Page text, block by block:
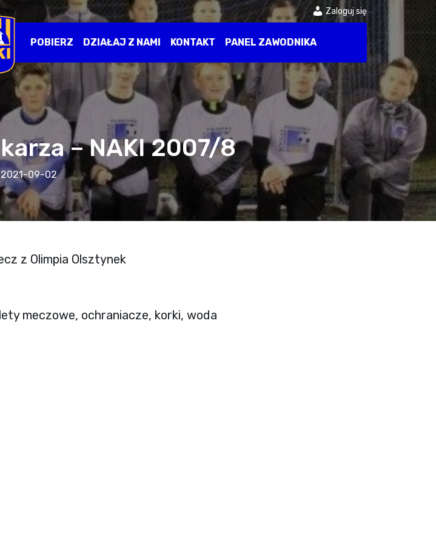
Zaloguj się
POBIERZ DZIAŁAJ Z NAMI KONTAKT PANEL ZAWODNIKA
– NAKI 2007/8
2021-09-02
z Olimpia Olsztynek
meczowe, ochraniacze, korki, woda